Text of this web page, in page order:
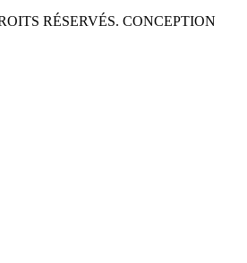
RÉSERVÉS. CONCEPTION